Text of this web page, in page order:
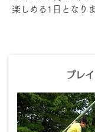
楽しめる1日となりま
プレ